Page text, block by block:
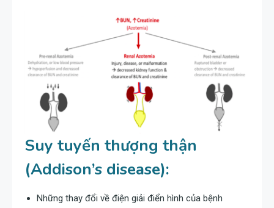
Suy tuyến thượng thận
(Addison’s disease):
Những thay đổi về điện giải điển hình của bệnh